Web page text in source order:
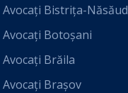
Avocați Bistrița-Năsăud
Avocați Botoșani
Avocați Brăila
Avocați Brașov